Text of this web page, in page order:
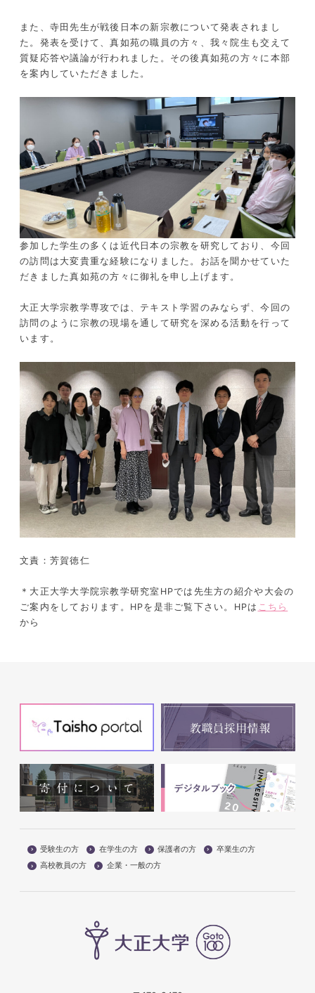
また、寺田先生が戦後日本の新宗教について発表されまし
た。発表を受けて、真如苑の職員の方々、我々院生も交えて
質疑応答や議論が行われました。その後真如苑の方々に本部
を案内していただきました。
参加した学生の多くは近代日本の宗教を研究しており、今回
の訪問は大変貴重な経験になりました。お話を聞かせていた
だきました真如苑の方々に御礼を申し上げます。
大正大学宗教学専攻では、テキスト学習のみならず、今回の
訪問のように宗教の現場を通して研究を深める活動を行って
います。
文責：芳賀徳仁
＊大正大学大学院宗教学研究室HPでは先生方の紹介や大会の
ご案内をしております。HPを是非ご覧下さい。HPは こちら
から
受験生の方 在学生の方 保護者の方
卒業生の方
高校教員の方
企業・一般の方